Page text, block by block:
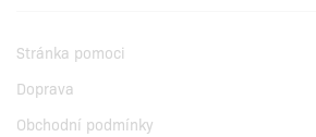
Stránka pomoci
Doprava
Obchodní podmínky